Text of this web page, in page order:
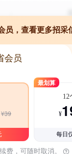
员，查看更多招采
会员
¥39
最划算
12
¥
每日
费，可随时取消。